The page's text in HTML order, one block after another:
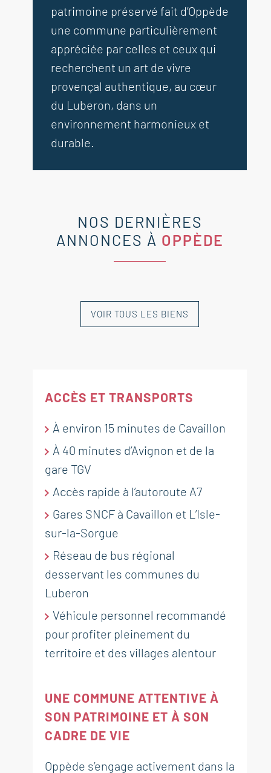
patrimoine préservé fait d’Oppède
une commune particulièrement
appréciée par celles et ceux qui
recherchent un art de vivre
provençal authentique, au cœur
du Luberon, dans un
environnement harmonieux et
durable.
NOS DERNIÈRES
ANNONCES À OPPÈDE
NOUVEAUTÉ
piscine, jardin privatif et vue sur
le Luberon
1 117 000 €
RÉF. 019099
1piscine
NOUVEAUTÉ
traditionnelle avec garage,
terrasses et vue imprenable sur
le massif du Luberon à Oppède
630 000 €
RÉF. 018292
161 m² terrain 905 m²
VOIR TOUS LES BIENS
ACCÈS ET TRANSPORTS
À environ 15 minutes de Cavaillon
À 40 minutes d’Avignon et de la
gare TGV
Accès rapide à l’autoroute A7
Gares SNCF à Cavaillon et L’Isle-
sur-la-Sorgue
Réseau de bus régional
desservant les communes du
Luberon
Véhicule personnel recommandé
pour profiter pleinement du
territoire et des villages alentour
UNE COMMUNE ATTENTIVE À
SON PATRIMOINE ET À SON
CADRE DE VIE
Oppède s’engage activement dans la